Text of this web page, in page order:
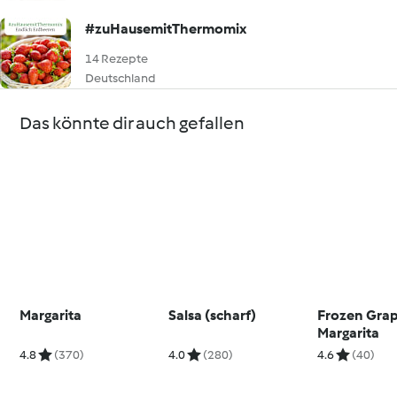
#zuHausemitThermomix
14 Rezepte
Deutschland
Das könnte dir auch gefallen
Margarita
4.8 (370)
Salsa (scharf)
4.0 (280)
Frozen
Margarita
4.6 (40)